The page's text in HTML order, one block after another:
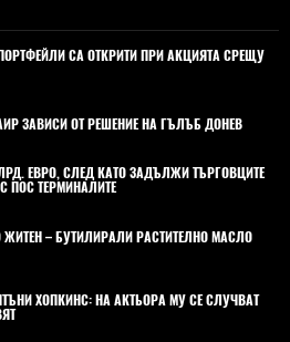
СА ОТКРИТИ ПРИ АКЦИЯТА СРЕЩУ
ЗАВИСИ ОТ РЕШЕНИЕ НА ГЪЛЪБ ДОНЕВ
ЕВРО, СЛЕД КАТО ЗАДЪЛЖИ ТЪРГОВЦИТЕ
ПОС ТЕРМИНАЛИТЕ
ЖИТЕН – БУТИЛИРАЛИ РАСТИТЕЛНО МАСЛО
ХОПКИНС: НА АКТЬОРА МУ СЕ СЛУЧВАТ